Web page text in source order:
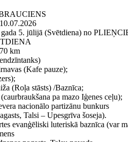
gada 5. jūlijā (Svētdiena) no
km
(Kafe pauze);
(Roļa stāsts) /Baznīca;
pa mazo Iģenes ceļu);
nacionālo partizānu bunkurs
Talsi – Upesgrīva šoseja).
evanģēliski luteriskā baznīca (var